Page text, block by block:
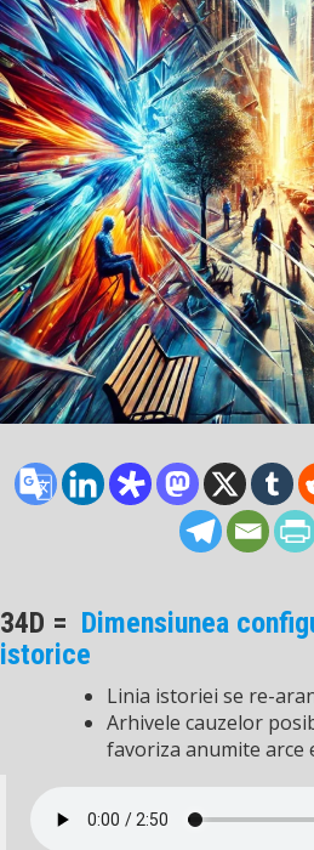
34D = Dimensiunea
istorice
Linia istoriei se re-
Arhivele cauzelor
favoriza anumite arce